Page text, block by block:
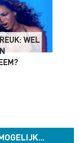
WEL